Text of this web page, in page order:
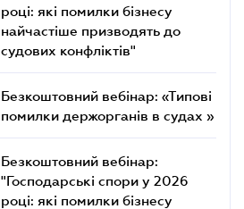
році: які помилки бізнесу
найчастіше призводять до
судових конфліктів"
Безкоштовний вебінар: «Типові
помилки держорганів в судах »
Безкоштовний вебінар:
"Господарські спори у 2026
році: які помилки бізнесу